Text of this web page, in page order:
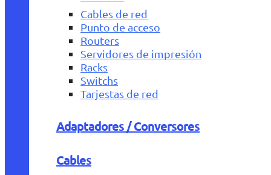
Cables de red
Punto de acceso
Routers
Servidores de impresión
Racks
Switchs
Tarjestas de red
Adaptadores / Conversores
Cables